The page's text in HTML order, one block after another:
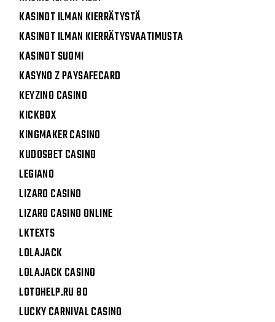
KASINOT ILMAN KIERRÄTYSTÄ
KASINOT ILMAN KIERRÄTYSVAATIMUSTA
KASINOT SUOMI
KASYNO Z PAYSAFECARD
KEYZINO CASINO
KICKBOX
KINGMAKER CASINO
KUDOSBET CASINO
LEGIANO
LIZARO CASINO
LIZARO CASINO ONLINE
LKTEXTS
LOLAJACK
LOLAJACK CASINO
LOTOHELP.RU 80
LUCKY CARNIVAL CASINO